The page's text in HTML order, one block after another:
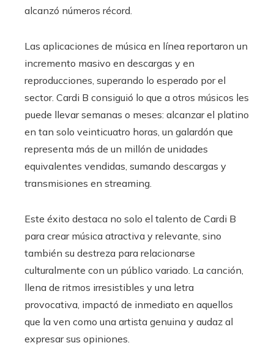
alcanzó números récord.
Las aplicaciones de música en línea reportaron un
incremento masivo en descargas y en
reproducciones, superando lo esperado por el
sector. Cardi B consiguió lo que a otros músicos les
puede llevar semanas o meses: alcanzar el platino
en tan solo veinticuatro horas, un galardón que
representa más de un millón de unidades
equivalentes vendidas, sumando descargas y
transmisiones en streaming.
Este éxito destaca no solo el talento de Cardi B
para crear música atractiva y relevante, sino
también su destreza para relacionarse
culturalmente con un público variado. La canción,
llena de ritmos irresistibles y una letra
provocativa, impactó de inmediato en aquellos
que la ven como una artista genuina y audaz al
expresar sus opiniones.